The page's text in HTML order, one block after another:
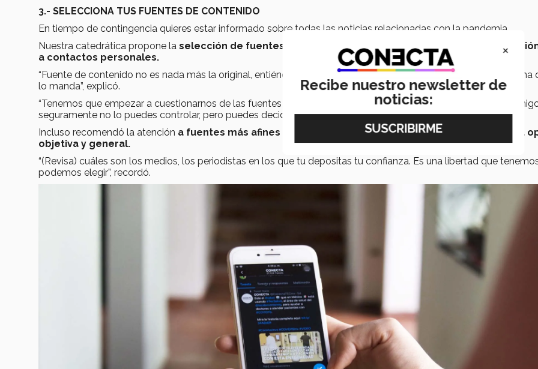
3.- SELECCIONA TUS FUENTES DE CONTENIDO
En tiempo de contingencia quieres estar informado sobre todas las noticias relacionadas con la pandemia.
Nuestra catedrática propone la selección de fuentes, y no sólo en referencia a medios de
a contactos personales.
“Fuente de contenido no es nada más la original, entiéndase el medio de comunicación, sino también la persona
lo manda”, explicó.
“Tenemos que empezar a cuestionarnos de las fuentes que nos proveen información, nuestros familiares y
seguramente no lo puedes controlar, pero puedes decidir no desgastarte, no preocuparte".
Incluso recomendó la atención a fuentes más afines a tus ideologías, sin dejar de buscar siempre una
objetiva y general.
“(Revisa) cuáles son los medios, los periodistas en los que tu depositas tu confianza. Es una libertad que
podemos elegir”, recordó.
×
Recibe nuestro newsletter de
noticias: